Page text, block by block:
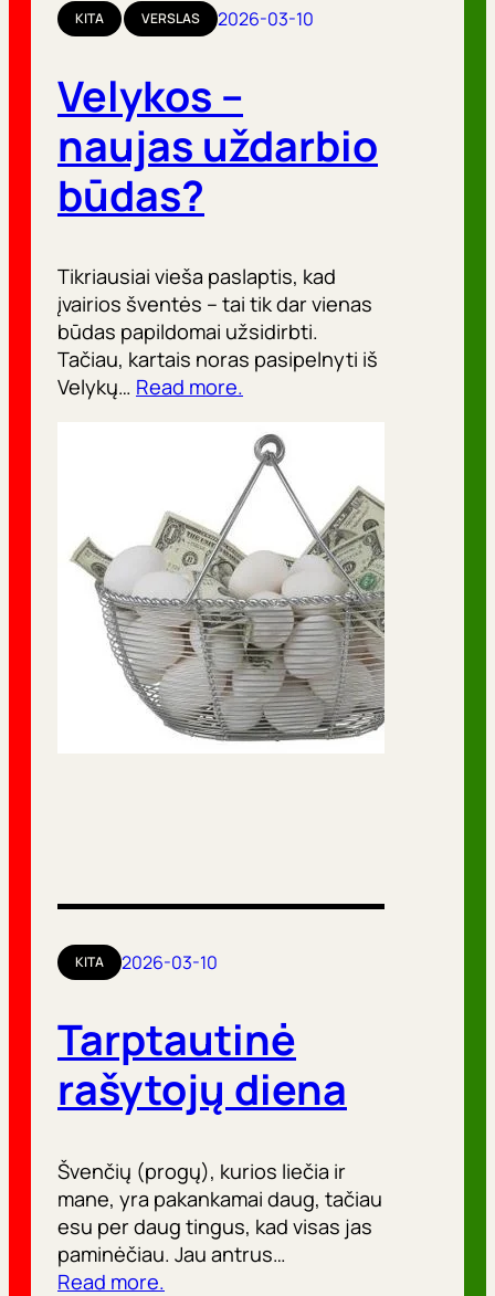
r
j
o
s
KITA VERSLAS 2026-03-10
Velykos –
naujas uždarbio
būdas?
Tikriausiai vieša paslaptis, kad
įvairios šventės – tai tik dar vienas
būdas papildomai užsidirbti.
Tačiau, kartais noras pasipelnyti iš
Velykų… Read more.
KITA 2026-03-10
Tarptautinė
rašytojų diena
Švenčių (progų), kurios liečia ir
mane, yra pakankamai daug, tačiau
esu per daug tingus, kad visas jas
paminėčiau. Jau antrus…
Read more.